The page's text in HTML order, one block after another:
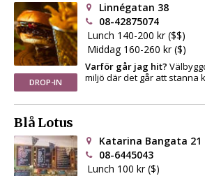
DROP-IN
Linnégatan 38
08-42875074
Lunch 140-200 kr ($$)
Middag 160-260 kr ($)
Varför går jag hit?
miljö där det går att stanna
Blå Lotus
Katarina Bangata 21
08-6445043
Lunch 100 kr ($)